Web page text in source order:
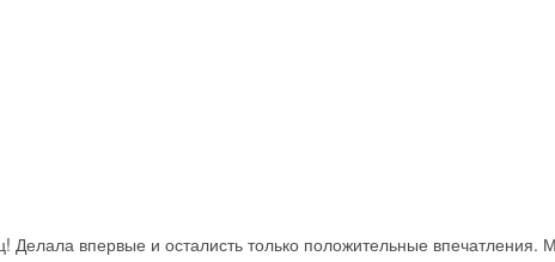
впервые и осталисть только положительные впечатления.